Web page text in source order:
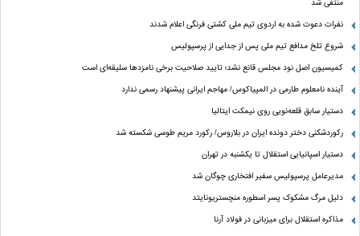
منتفی شد
نفرات دعوت شده به اردوی تیم ملی کشتی فرنگی اعلام شدند
شروع تلخ مدافع تیم ملی پس از جدایی از پرسپولیس
کمیسیون اصل نود مجلس قانع نشد؛ تایید صلاحیت برخی نامزدها سلیقه‌ای است
آینده نامعلوم طارمی در المپیاکوس/ مهاجم ایرانی پیشنهاد رسمی ندارد
دستیار سابق قلعه‌نویی روی نیمکت ایتالیا
رکوردشکنی دختر دونده ایران در بلاروس/ رکورد مریم طوسی شکسته شد
دستیار اسپانیایی استقلال تا یکشنبه در تهران
مدیرعامل پرسپولیس سفیر افتخاری چوگان شد
دلیل مرگ مشکوک پسر اسطوره منچستریونایتد
مذاکره استقلال برای میزبانی در فولاد آرنا